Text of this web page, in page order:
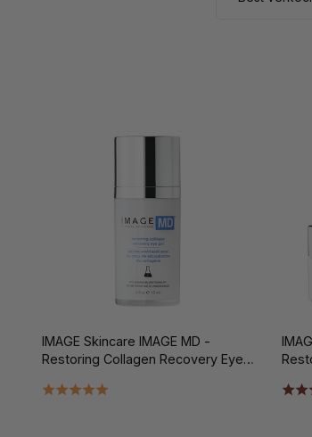
IMAGE Skincare IMAGE MD -
Restoring Collagen Recovery Eye